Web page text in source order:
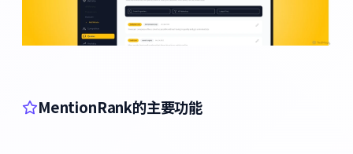
MentionRank的主要功能